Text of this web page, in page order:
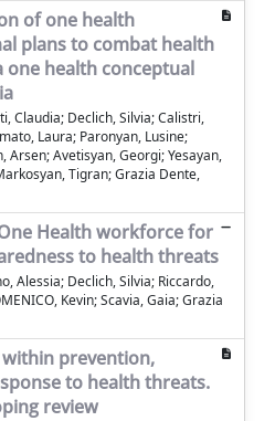
of one health
plans to combat health
health conceptual
Claudia; Declich, Silvia; Calistri,
Laura; Paronyan, Lusine;
Arsen; Avetisyan, Georgi; Yesayan,
Tigran; Grazia Dente,
Health workforce for
to health threats
Alessia; Declich, Silvia; Riccardo,
Kevin; Scavia, Gaia; Grazia
prevention,
to health threats.
review